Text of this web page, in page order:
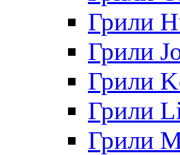
Грили
Грили
Грили
Грили
Грили